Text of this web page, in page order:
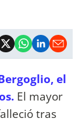
el
El mayor
tras